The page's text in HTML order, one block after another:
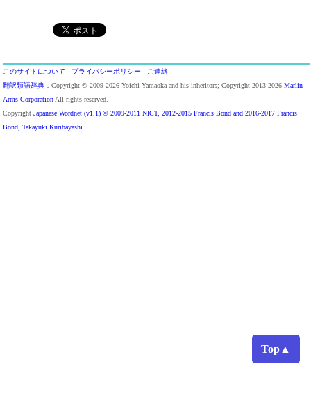
Top▲
このサイトについて プライバシーポリシー
ご連絡
翻訳類語辞典 ．Copyright © 2009-2026 Yoichi Yamaoka and his inheritors; Copyright 2013-2026 Marlin
Arms Corporation All rights reserved.
Copyright Japanese Wordnet (v1.1) © 2009-2011 NICT, 2012-2015 Francis Bond and 2016-2017 Francis
Bond, Takayuki Kuribayashi